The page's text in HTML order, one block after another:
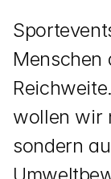
Menschen
wollen wir
sondern